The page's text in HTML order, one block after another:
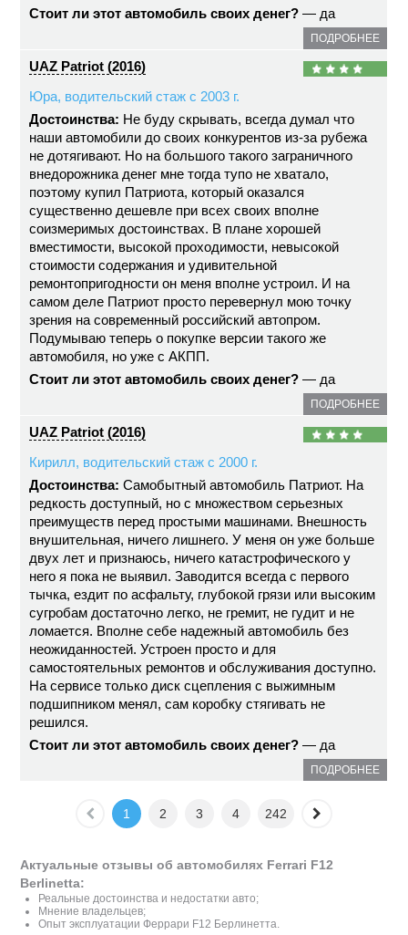
Стоит ли этот автомобиль своих денег? — да
ПОДРОБНЕЕ
UAZ Patriot (2016)
Юра, водительский стаж с 2003 г.
Достоинства: Не буду скрывать, всегда думал что
наши автомобили до своих конкурентов из-за рубежа
не дотягивают. Но на большого такого заграничного
внедорожника денег мне тогда тупо не хватало,
поэтому купил Патриота, который оказался
существенно дешевле при всех своих вполне
соизмеримых достоинствах. В плане хорошей
вместимости, высокой проходимости, невысокой
стоимости содержания и удивительной
ремонтопригодности он меня вполне устроил. И на
самом деле Патриот просто перевернул мою точку
зрения на современный российский автопром.
Подумываю теперь о покупке версии такого же
автомобиля, но уже с АКПП.
Стоит ли этот автомобиль своих денег? — да
ПОДРОБНЕЕ
UAZ Patriot (2016)
Кирилл, водительский стаж с 2000 г.
Достоинства: Самобытный автомобиль Патриот. На
редкость доступный, но с множеством серьезных
преимуществ перед простыми машинами. Внешность
внушительная, ничего лишнего. У меня он уже больше
двух лет и признаюсь, ничего катастрофического у
него я пока не выявил. Заводится всегда с первого
тычка, ездит по асфальту, глубокой грязи или высоким
сугробам достаточно легко, не гремит, не гудит и не
ломается. Вполне себе надежный автомобиль без
неожиданностей. Устроен просто и для
самостоятельных ремонтов и обслуживания доступно.
На сервисе только диск сцепления с выжимным
подшипником менял, сам коробку стягивать не
решился.
Стоит ли этот автомобиль своих денег? — да
ПОДРОБНЕЕ
1 2 3 4 242
Актуальные отзывы об автомобилях Ferrari F12
Berlinetta:
Реальные достоинства и недостатки авто;
Мнение владельцев;
Опыт эксплуатации Феррари F12 Берлинетта.